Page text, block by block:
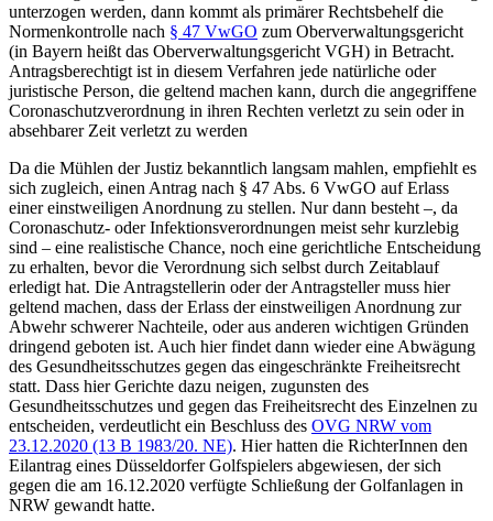
unterzogen werden, dann kommt als primärer Rechtsbehelf die
Normenkontrolle nach § 47 VwGO zum Oberverwaltungsgericht
(in Bayern heißt das Oberverwaltungsgericht VGH) in Betracht.
Antragsberechtigt ist in diesem Verfahren jede natürliche oder
juristische Person, die geltend machen kann, durch die angegriffene
Coronaschutzverordnung in ihren Rechten verletzt zu sein oder in
absehbarer Zeit verletzt zu werden
Da die Mühlen der Justiz bekanntlich langsam mahlen, empfiehlt es
sich zugleich, einen Antrag nach § 47 Abs. 6 VwGO auf Erlass
einer einstweiligen Anordnung zu stellen. Nur dann besteht –, da
Coronaschutz- oder Infektionsverordnungen meist sehr kurzlebig
sind – eine realistische Chance, noch eine gerichtliche Entscheidung
zu erhalten, bevor die Verordnung sich selbst durch Zeitablauf
erledigt hat. Die Antragstellerin oder der Antragsteller muss hier
geltend machen, dass der Erlass der einstweiligen Anordnung zur
Abwehr schwerer Nachteile, oder aus anderen wichtigen Gründen
dringend geboten ist. Auch hier findet dann wieder eine Abwägung
des Gesundheitsschutzes gegen das eingeschränkte Freiheitsrecht
statt. Dass hier Gerichte dazu neigen, zugunsten des
Gesundheitsschutzes und gegen das Freiheitsrecht des Einzelnen zu
entscheiden, verdeutlicht ein Beschluss des OVG NRW vom
23.12.2020 (13 B 1983/20. NE). Hier hatten die RichterInnen den
Eilantrag eines Düsseldorfer Golfspielers abgewiesen, der sich
gegen die am 16.12.2020 verfügte Schließung der Golfanlagen in
NRW gewandt hatte.